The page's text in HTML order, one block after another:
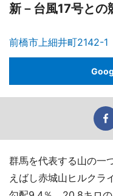
新－台風17号との
前橋市上細井町2142-1
群馬を代表する山の一
えばし赤城山ヒルクラ